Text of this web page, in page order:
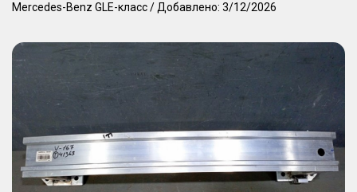
Mercedes-Benz GLE-класс/ Добавлено: 3/12/2026